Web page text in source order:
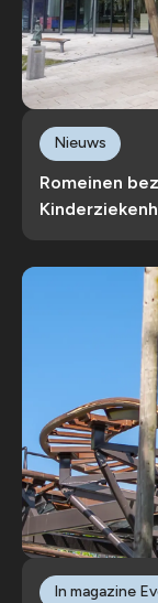
Romeinen
Nieuws
In magazine